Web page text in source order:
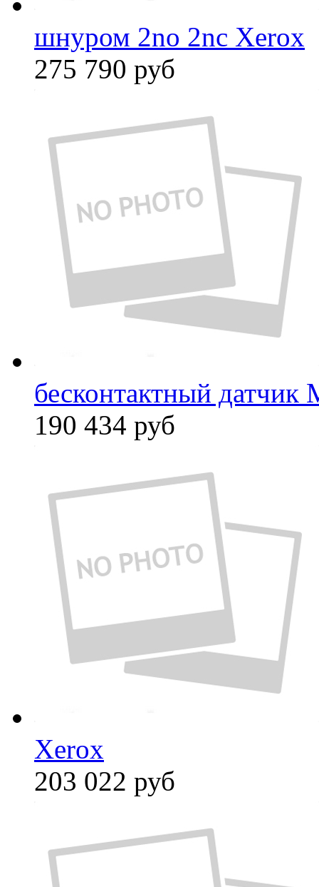
шнуром 2no 2nc Xerox
275 790 руб
бесконтактный датчик
190 434 руб
Xerox
203 022 руб